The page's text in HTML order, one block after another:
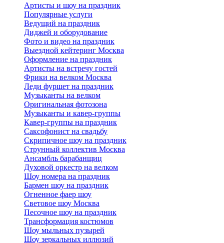
Артисты и шоу на праздник
Популярные услуги
Ведущий на праздник
Диджей и оборудование
Фото и видео на праздник
Выездной кейтеринг Москва
Оформление на праздник
Артисты на встречу гостей
Фрики на велком Москва
Леди фуршет на праздник
Музыканты на велком
Оригинальная фотозона
Музыканты и кавер-группы
Кавер-группы на праздник
Саксофонист на свадьбу
Скрипичное шоу на праздник
Струнный коллектив Москва
Ансамбль барабанщиц
Духовой оркестр на велком
Шоу номера на праздник
Бармен шоу на праздник
Огненное фаер шоу
Световое шоу Москва
Песочное шоу на праздник
Трансформация костюмов
Шоу мыльных пузырей
Шоу зеркальных иллюзий